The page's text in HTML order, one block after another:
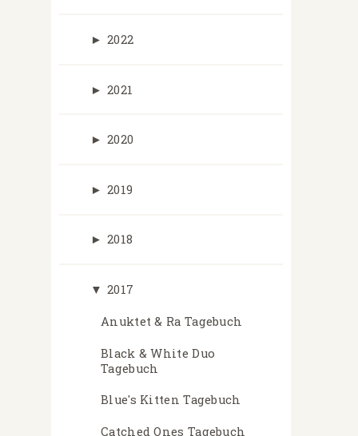
► 2022
► 2021
► 2020
► 2019
► 2018
▼ 2017
Anuktet & Ra Tagebuch
Black & White Duo
Tagebuch
Blue's Kitten Tagebuch
Catched Ones Tagebuch